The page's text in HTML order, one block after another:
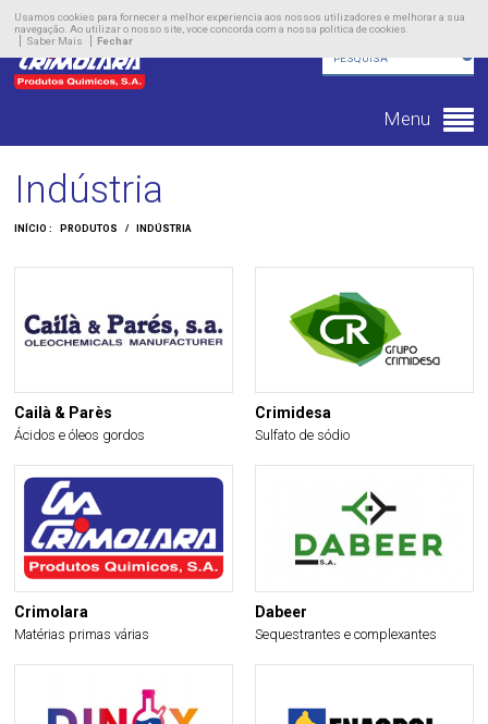
Usamos cookies para fornecer a melhor experiencia aos nossos utilizadores e melhorar a sua
navegação. Ao utilizar o nosso site, voce concorda com a nossa politica de cookies.
Saber Mais
Fechar
Empresa
Produtos
Menu
Indústria
INÍCIO : PRODUTOS / INDÚSTRIA
Cailà & Parès
Ácidos e óleos gordos
Crimidesa
Sulfato de sódio
Crimolara
Matérias primas várias
Dabeer
Sequestrantes e complexantes